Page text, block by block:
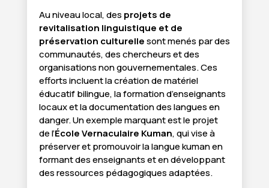
Au niveau local, des projets de
revitalisation linguistique et de
préservation culturellesont menés par des
communautés, des chercheurs et des
organisations non gouvernementales. Ces
efforts incluent la création de matériel
éducatif bilingue, la formation d’enseignants
locaux et la documentation des langues en
danger. Un exemple marquant est le projet
de l’École Vernaculaire Kuman, qui vise à
préserver et promouvoir la langue kuman en
formant des enseignants et en développant
des ressources pédagogiques adaptées.